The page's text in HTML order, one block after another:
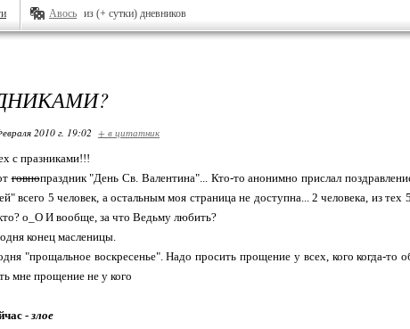
Авось из (+ сутки) дневников
2010 г. 19:02 + в цитатник
с празниками!!!
говнопраздник "День Св. Валентина"... Кто-то анонимно прислал
всего 5 человек, а остальным моя страница не доступна... 2 человека, из
о_О И вообще, за что Ведьму любить?
конец масленицы.
"прощальное воскресенье". Надо просить прощение у всех, кого когда-
мне прощение не у кого
-злое